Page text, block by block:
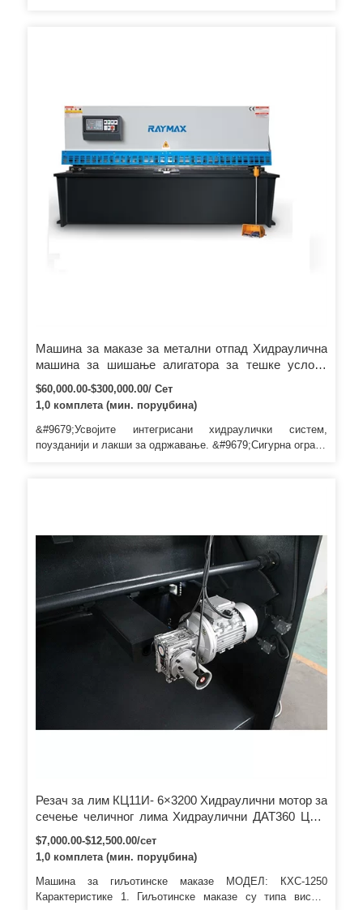
Машина за маказе за метални отпад Хидраулична
машина за шишање алигатора за тешке услове
рада/машина за сечење портала
$60,000.00-$300,000.00/ Сет
1,0 комплета (мин. поруџбина)
&#9679;Усвојите интегрисани хидраулички систем,
поузданији и лакши за одржавање. &#9679;Сигурна ограда
Резач за лим КЦ11И- 6×3200 Хидраулични мотор за
сечење челичног лима Хидраулични ДАТ360 ЦНЦ
машина за шишање
$7,000.00-$12,500.00/сет
1,0 комплета (мин. поруџбина)
Машина за гиљотинске маказе МОДЕЛ: КХС-1250
Карактеристике 1. Гиљотинске маказе су типа високе